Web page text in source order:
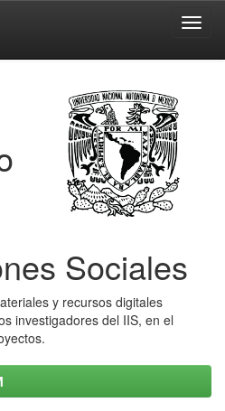
Sociales
y recursos digitales
investigadores del IIS, en el